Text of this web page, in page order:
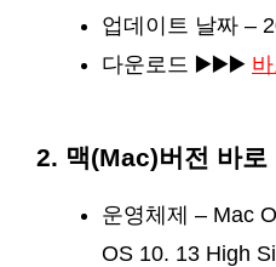
업데이트 날짜 –
다운로드 ▶️▶️▶️
2. 맥(Mac)버전 바로
운영체제 – Mac
OS 10. 13 High